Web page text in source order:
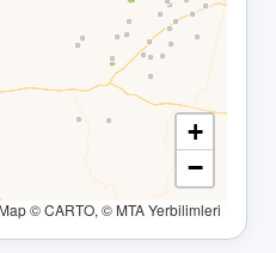
+
−
© CARTO, © MTA Yerbilimleri